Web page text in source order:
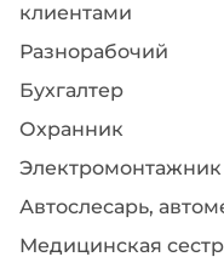
клиентами
Разнорабочий
Бухгалтер
Охранник
Электромонтажник
Автослесарь,
Медицинская